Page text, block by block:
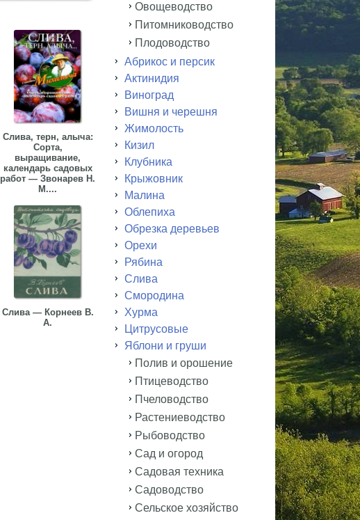
Слива, терн, алыча:
Сорта,
выращивание,
календарь садовых
работ — Звонарев Н.
М....
Слива — Корнеев В.
А.
Овощеводство
Питомниководство
Плодоводство
Абрикос и персик
Актинидия
Виноград
Вишня и черешня
Жимолость
Кизил
Клубника
Крыжовник
Малина
Облепиха
Обрезка деревьев
Орехи
Рябина
Слива
Смородина
Хурма
Цитрусовые
Яблони и груши
Полив и орошение
Птицеводство
Пчеловодство
Растениеводство
Рыбоводство
Сад и огород
Садовая техника
Садоводство
Сельское хозяйство